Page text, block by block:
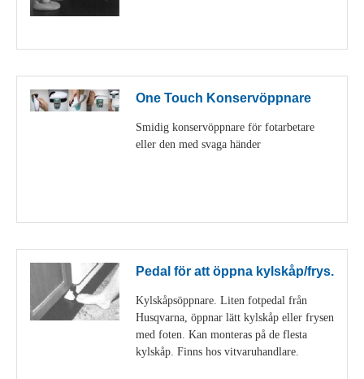
One Touch Konservöppnare
Smidig konservöppnare för fotarbetare
eller den med svaga händer
Pedal för att öppna kylskåp/frys.
Kylskåpsöppnare. Liten fotpedal från
Husqvarna, öppnar lätt kylskåp eller frysen
med foten. Kan monteras på de flesta
kylskåp. Finns hos vitvaruhandlare.